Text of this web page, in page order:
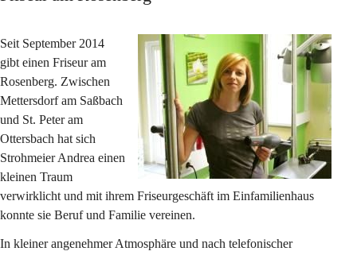
Seit September 2014
gibt einen Friseur am
Rosenberg. Zwischen
Mettersdorf am Saßbach
und St. Peter am
Ottersbach hat sich
Strohmeier Andrea einen
kleinen Traum
verwirklicht und mit ihrem Friseurgeschäft im Einfamilienhaus
konnte sie Beruf und Familie vereinen.
In kleiner angenehmer Atmosphäre und nach telefonischer